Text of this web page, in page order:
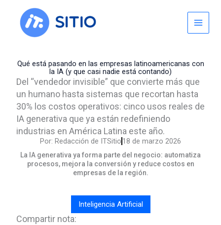
content
Qué está pasando en las empresas latinoamericanas con
la IA (y que casi nadie está contando)
Del “vendedor invisible” que convierte más que
un humano hasta sistemas que recortan hasta
30% los costos operativos: cinco usos reales de
IA generativa que ya están redefiniendo
industrias en América Latina este año.
Por: Redacción de ITSitio 18 de marzo 2026
La IA generativa ya forma parte del negocio: automatiza
procesos, mejora la conversión y reduce costos en
empresas de la región.
Inteligencia Artificial
Compartir nota: